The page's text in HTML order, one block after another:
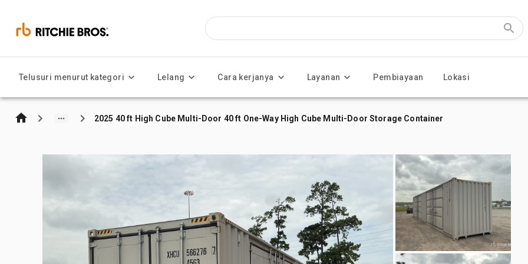
Telusuri menurut kategori Lelang Cara kerjanya Layanan Pembiayaan Lokasi
2025 40 ft High Cube Multi-Door 40 ft One-Way High Cube Multi-Door Storage Container